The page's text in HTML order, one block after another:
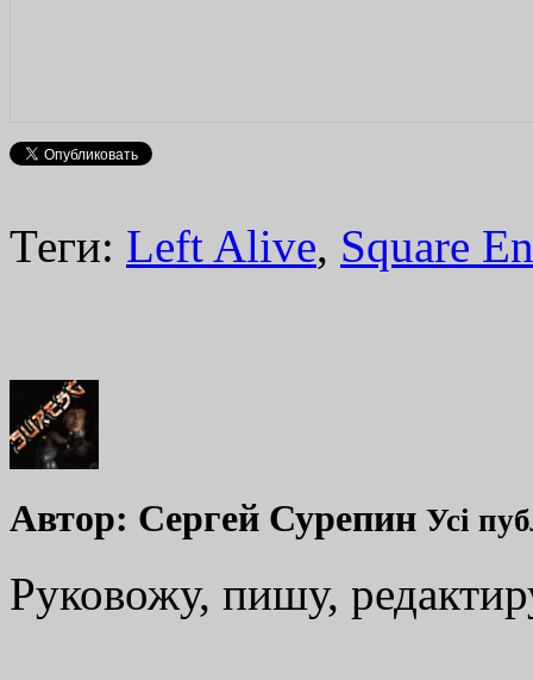
Теги: Left Alive, Square
Автор: Сергей Сурепин Усі
Руковожу, пишу,